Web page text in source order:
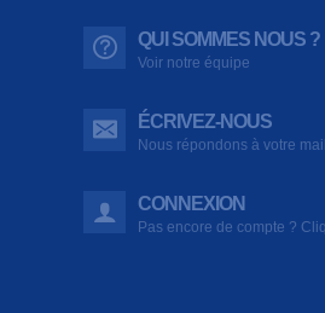
QUI SOMMES NOUS ?
Voir notre équipe
ÉCRIVEZ-NOUS
Nous répondons à votre
CONNEXION
Pas encore de compte ?